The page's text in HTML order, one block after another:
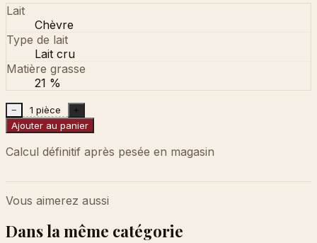
Lait
Chèvre
Type de lait
Lait cru
Matière grasse
21 %
− 1 pièce +
Ajouter au panier
Calcul définitif après pesée en magasin
Vous aimerez aussi
Dans la même catégorie